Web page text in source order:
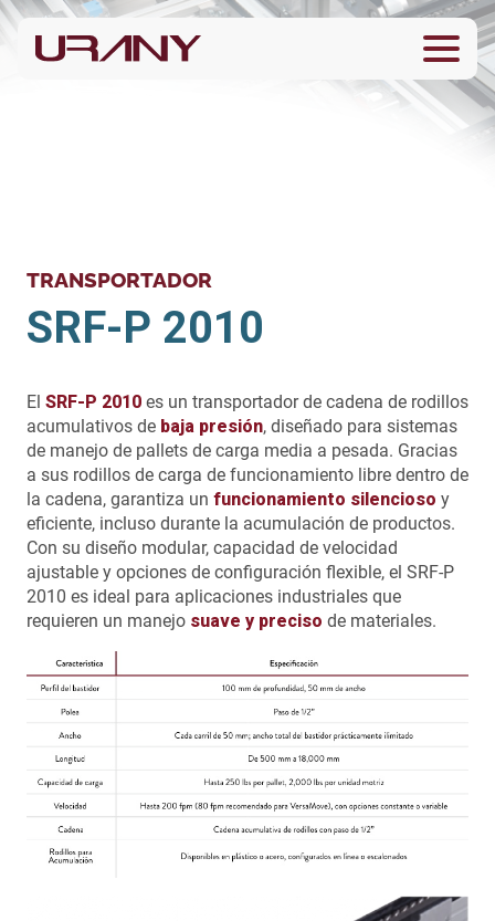
TRANSPORTADOR
SRF-P 2010
El SRF-P 2010 es un transportador de cadena de rodillos
acumulativos de baja presión, diseñado para sistemas
de manejo de pallets de carga media a pesada. Gracias
a sus rodillos de carga de funcionamiento libre dentro de
la cadena, garantiza un funcionamiento silencioso y
eficiente, incluso durante la acumulación de productos.
Con su diseño modular, capacidad de velocidad
ajustable y opciones de configuración flexible, el SRF-P
2010 es ideal para aplicaciones industriales que
requieren un manejo suave y preciso de materiales.